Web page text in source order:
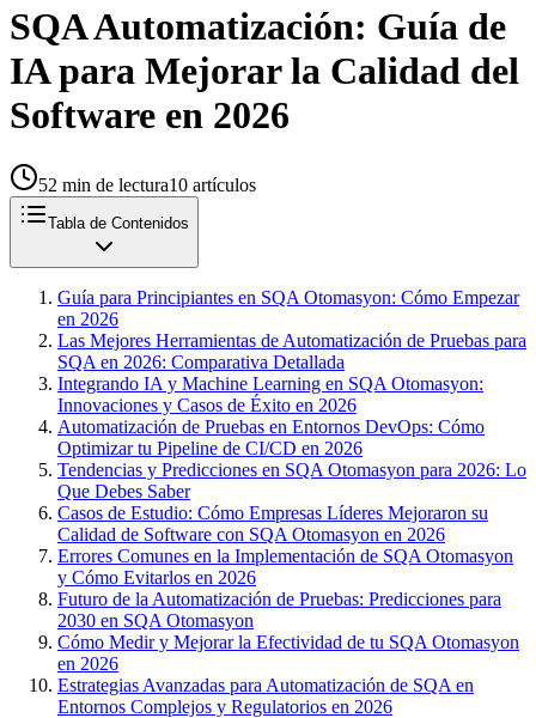
SQA Automatización: Guía de
IA para Mejorar la Calidad del
Software en 2026
52 min de lectura10 artículos
Tabla de Contenidos
Guía para Principiantes en SQA Otomasyon: Cómo Empezar
en 2026
Las Mejores Herramientas de Automatización de Pruebas para
SQA en 2026: Comparativa Detallada
Integrando IA y Machine Learning en SQA Otomasyon:
Innovaciones y Casos de Éxito en 2026
Automatización de Pruebas en Entornos DevOps: Cómo
Optimizar tu Pipeline de CI/CD en 2026
Tendencias y Predicciones en SQA Otomasyon para 2026: Lo
Que Debes Saber
Casos de Estudio: Cómo Empresas Líderes Mejoraron su
Calidad de Software con SQA Otomasyon en 2026
Errores Comunes en la Implementación de SQA Otomasyon
y Cómo Evitarlos en 2026
Futuro de la Automatización de Pruebas: Predicciones para
2030 en SQA Otomasyon
Cómo Medir y Mejorar la Efectividad de tu SQA Otomasyon
en 2026
Estrategias Avanzadas para Automatización de SQA en
Entornos Complejos y Regulatorios en 2026